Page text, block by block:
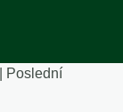
Poslední